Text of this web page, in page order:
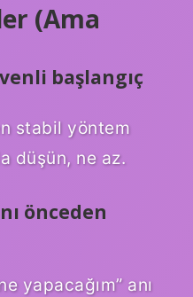
(Ama
başlangıç
stabil yöntem
düşün, ne az.
önceden
yapacağım” anı